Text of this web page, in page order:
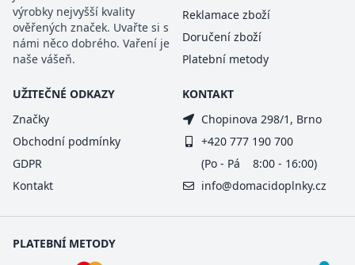
výrobky nejvyšší kvality
ověřených značek. Uvařte si s
námi něco dobrého. Vaření je
naše vášeň.
Reklamace zboží
Doručení zboží
Platební metody
UŽITEČNÉ ODKAZY
Značky
Obchodní podmínky
GDPR
Kontakt
KONTAKT
Chopinova 298/1, Brno
+420 777 190 700
(Po - Pá 8:00 - 16:00)
info@domacidoplnky.cz
PLATEBNÍ METODY